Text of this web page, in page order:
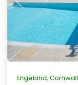
Engeland, Cornwall